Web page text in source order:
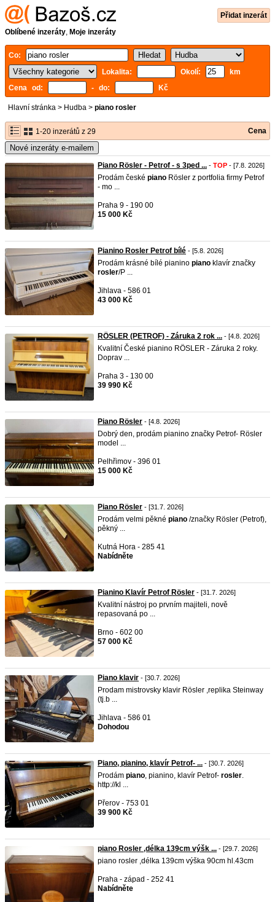
Přidat inzerát
Oblíbené inzeráty, Moje inzeráty
Co:
Lokalita:
Okolí:
km
Cena od:
- do: Kč
Hlavní stránka > Hudba > piano rosler
1-20 inzerátů z 29 Cena
Nové inzeráty e-mailem
Piano Rösler - Petrof - s 3ped ... - TOP - [7.8. 2026]
Prodám české piano Rösler z portfolia firmy Petrof
- mo ...
Praha 9 - 190 00
15 000 Kč
Pianino Rosler Petrof bílé - [5.8. 2026]
Prodám krásné bílé pianino piano klavír značky
rosler/P ...
Jihlava - 586 01
43 000 Kč
RÖSLER (PETROF) - Záruka 2 rok ... - [4.8. 2026]
Kvalitní České pianino RÖSLER - Záruka 2 roky.
Doprav ...
Praha 3 - 130 00
39 990 Kč
Piano Rösler - [4.8. 2026]
Dobrý den, prodám pianino značky Petrof- Rösler
model ...
Pelhřimov - 396 01
15 000 Kč
Piano Rösler - [31.7. 2026]
Prodám velmi pěkné piano /značky Rösler (Petrof),
pěkný ...
Kutná Hora - 285 41
Nabídněte
Pianino Klavír Petrof Rösler - [31.7. 2026]
Kvalitní nástroj po prvním majiteli, nově
repasovaná po ...
Brno - 602 00
57 000 Kč
Piano klavir - [30.7. 2026]
Prodam mistrovsky klavir Rösler ,replika Steinway
(tj.b ...
Jihlava - 586 01
Dohodou
Piano, pianino, klavír Petrof- ... - [30.7. 2026]
Prodám piano, pianino, klavír Petrof- rosler.
http://kl ...
Přerov - 753 01
39 900 Kč
piano Rosler ,délka 139cm výšk ... - [29.7. 2026]
piano rosler ,délka 139cm výška 90cm hl.43cm
Praha - západ - 252 41
Nabídněte